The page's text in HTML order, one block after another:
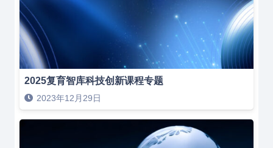
2025复育智库科技创新课程专题
2023年12月29日